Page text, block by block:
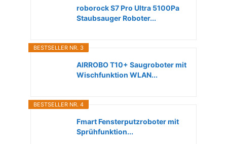
roborock S7 Pro Ultra 5100Pa
Staubsauger Roboter...
BESTSELLER NR. 3
AIRROBO T10+ Saugroboter mit
Wischfunktion WLAN...
BESTSELLER NR. 4
Fmart Fensterputzroboter mit
Sprühfunktion...